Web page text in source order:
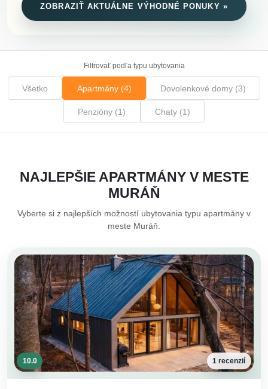
ZOBRAZIŤ AKTUÁLNE VÝHODNÉ PONUKY »
Filtrovať podľa typu ubytovania
Všetko Apartmány (4) Dovolenkové domy (3)
Penzióny (1) Chaty (1)
NAJLEPŠIE APARTMÁNY V MESTE
MURÁŇ
Vyberte si z najlepších možností ubytovania typu apartmány v
meste Muráň.
10.0 1 recenzií